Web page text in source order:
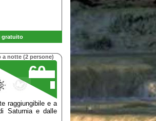
gratuito
60
a notte (2 persone)
raggiungibile e a
Saturnia e dalle